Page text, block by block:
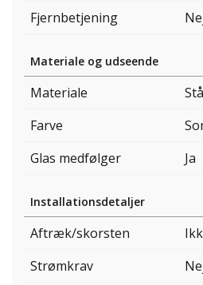
Fjernbetjening
Materiale og udseende
Materiale
Farve
Glas medfølger
Ja
Installationsdetaljer
Aftræk/skorsten
Strømkrav